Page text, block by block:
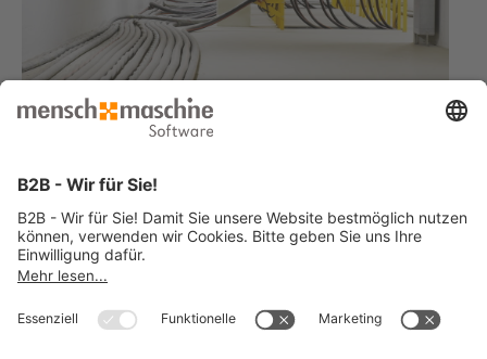
Sie haben ähnliche Anforderungen und suchen eine Lösung?
Jetzt Kontakt aufnehmen